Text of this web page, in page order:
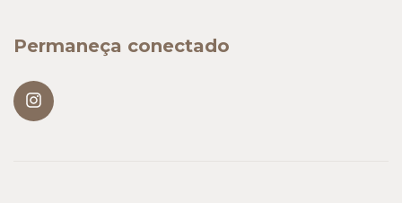
Permaneça conectado